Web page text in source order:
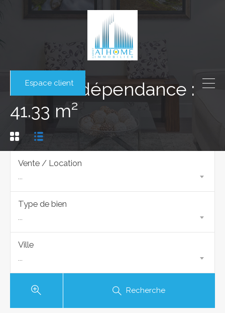
Espace client
Surface dépendance :
41.33 m²
Vente / Location
...
Type de bien
...
Ville
...
Recherche